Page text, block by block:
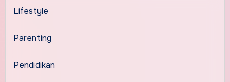
Lifestyle
Parenting
Pendidikan